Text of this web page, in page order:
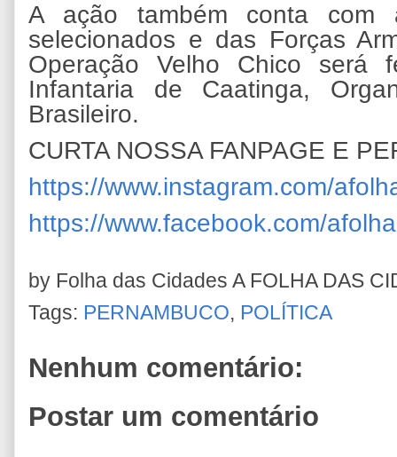
A ação também conta com
selecionados e das Forças
Operação Velho Chico será
Infantaria de Caatinga,
Brasileiro.
CURTA NOSSA FANPAGE E
https://www.instagram.com/
https://www.facebook.com/
by Folha das Cidades A FOLHA DAS
Tags: PERNAMBUCO, POLÍTICA
Nenhum comentário:
Postar um comentário